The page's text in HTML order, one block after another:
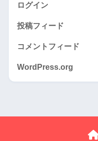
ログイン
投稿フィード
コメントフィード
WordPress.org